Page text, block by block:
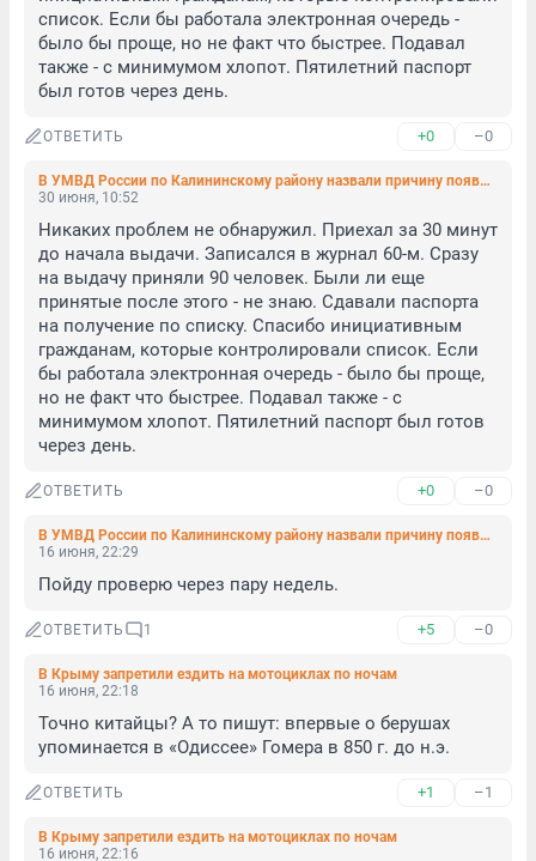
список. Если бы работала электронная очередь -
было бы проще, но не факт что быстрее. Подавал
также - с минимумом хлопот. Пятилетний паспорт
был готов через день.
ОТВЕТИТЬ +0 –0
В УМВД России по Калининскому району назвали причину появления огромных очередей на загранпаспорт
30 июня, 10:52
Никаких проблем не обнаружил. Приехал за 30 минут
до начала выдачи. Записался в журнал 60-м. Сразу
на выдачу приняли 90 человек. Были ли еще
принятые после этого - не знаю. Сдавали паспорта
на получение по списку. Спасибо инициативным
гражданам, которые контролировали список. Если
бы работала электронная очередь - было бы проще,
но не факт что быстрее. Подавал также - с
минимумом хлопот. Пятилетний паспорт был готов
через день.
ОТВЕТИТЬ +0 –0
В УМВД России по Калининскому району назвали причину появления огромных очередей на загранпаспорт
16 июня, 22:29
Пойду проверю через пару недель.
ОТВЕТИТЬ 1 +5 –0
В Крыму запретили ездить на мотоциклах по ночам
16 июня, 22:18
Точно китайцы? А то пишут: впервые о берушах
упоминается в «Одиссее» Гомера в 850 г. до н.э.
ОТВЕТИТЬ +1 –1
В Крыму запретили ездить на мотоциклах по ночам
16 июня, 22:16